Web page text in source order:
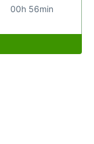
00h 56min